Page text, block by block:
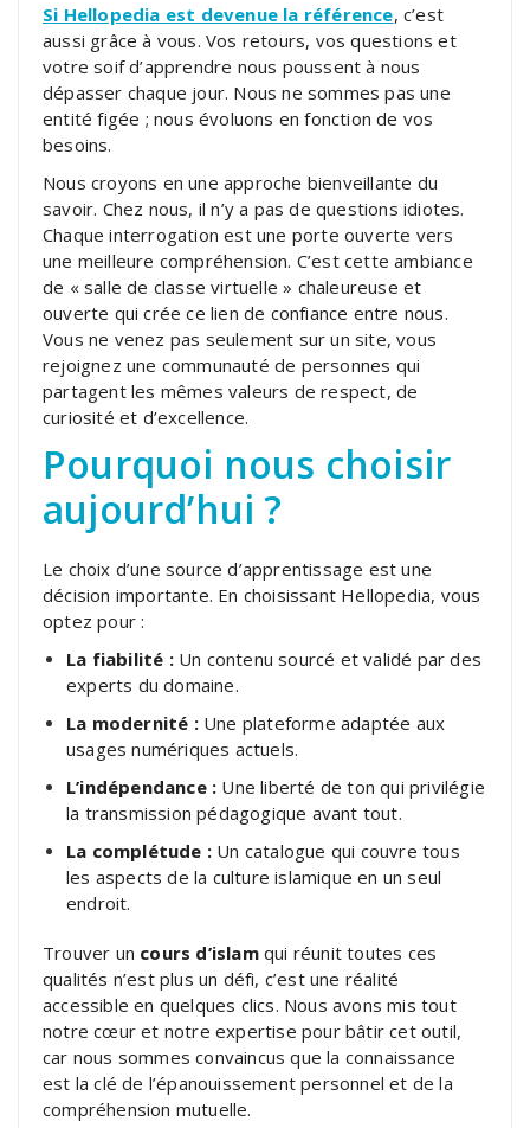
Si Hellopedia est devenue la référence, c’est
aussi grâce à vous. Vos retours, vos questions et
votre soif d’apprendre nous poussent à nous
dépasser chaque jour. Nous ne sommes pas une
entité figée ; nous évoluons en fonction de vos
besoins.
Nous croyons en une approche bienveillante du
savoir. Chez nous, il n’y a pas de questions idiotes.
Chaque interrogation est une porte ouverte vers
une meilleure compréhension. C’est cette ambiance
de « salle de classe virtuelle » chaleureuse et
ouverte qui crée ce lien de confiance entre nous.
Vous ne venez pas seulement sur un site, vous
rejoignez une communauté de personnes qui
partagent les mêmes valeurs de respect, de
curiosité et d’excellence.
Pourquoi nous choisir
aujourd’hui ?
Le choix d’une source d’apprentissage est une
décision importante. En choisissant Hellopedia, vous
optez pour :
La fiabilité :Un contenu sourcé et validé par des
experts du domaine.
La modernité :Une plateforme adaptée aux
usages numériques actuels.
L’indépendance : Une liberté de ton qui privilégie
la transmission pédagogique avant tout.
La complétude : Un catalogue qui couvre tous
les aspects de la culture islamique en un seul
endroit.
Trouver un cours d’islamqui réunit toutes ces
qualités n’est plus un défi, c’est une réalité
accessible en quelques clics. Nous avons mis tout
notre cœur et notre expertise pour bâtir cet outil,
car nous sommes convaincus que la connaissance
est la clé de l’épanouissement personnel et de la
compréhension mutuelle.